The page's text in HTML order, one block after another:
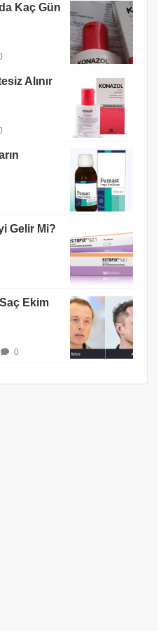
Kaç Gün
Alınır
Gelir Mi?
Ekim
0